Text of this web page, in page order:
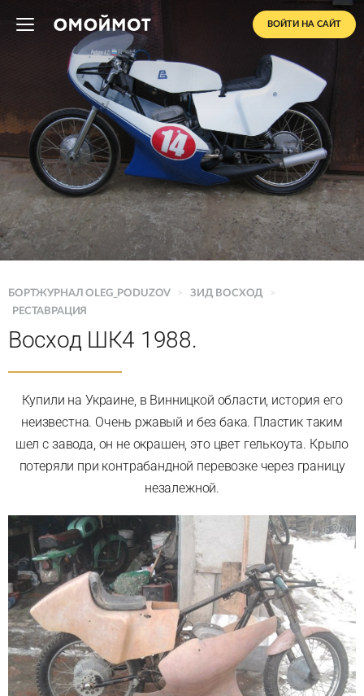
ВОЙТИ НА САЙТ
БОРТЖУРНАЛ OLEG_PODUZOV > ЗИД ВОСХОД
>
РЕСТАВРАЦИЯ
Восход ШК4 1988.
Купили на Украине, в Винницкой области, история его
неизвестна. Очень ржавый и без бака. Пластик таким
шел с завода, он не окрашен, это цвет гелькоута. Крыло
потеряли при контрабандной перевозке через границу
незалежной.